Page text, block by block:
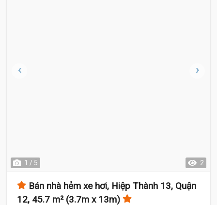
1 / 5 2
Bán nhà hẻm xe hơi, Hiệp Thành 13, Quận
12, 45.7 m² (3.7m x 13m)